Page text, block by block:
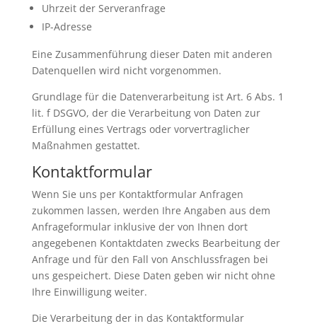
Uhrzeit der Serveranfrage
IP-Adresse
Eine Zusammenführung dieser Daten mit anderen
Datenquellen wird nicht vorgenommen.
Grundlage für die Datenverarbeitung ist Art. 6 Abs. 1
lit. f DSGVO, der die Verarbeitung von Daten zur
Erfüllung eines Vertrags oder vorvertraglicher
Maßnahmen gestattet.
Kontaktformular
Wenn Sie uns per Kontaktformular Anfragen
zukommen lassen, werden Ihre Angaben aus dem
Anfrageformular inklusive der von Ihnen dort
angegebenen Kontaktdaten zwecks Bearbeitung der
Anfrage und für den Fall von Anschlussfragen bei
uns gespeichert. Diese Daten geben wir nicht ohne
Ihre Einwilligung weiter.
Die Verarbeitung der in das Kontaktformular